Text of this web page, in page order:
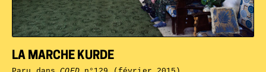
LA MARCHE KURDE